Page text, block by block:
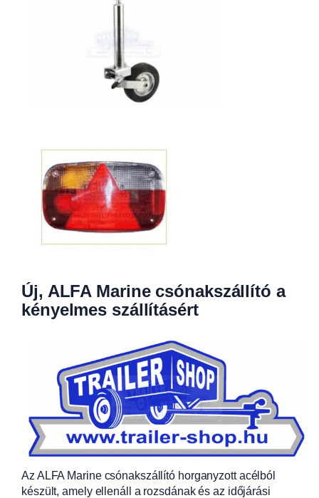
Új, ALFA Marine csónakszállító a
kényelmes szállításért
Az ALFA Marine csónakszállító horganyzott acélból
készült, amely ellenáll a rozsdának és az időjárási